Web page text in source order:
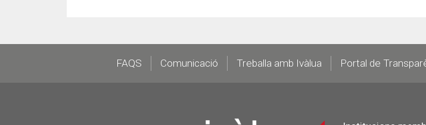
FooterFAQS Comunicació Treballa amb Ivàlua Portal de